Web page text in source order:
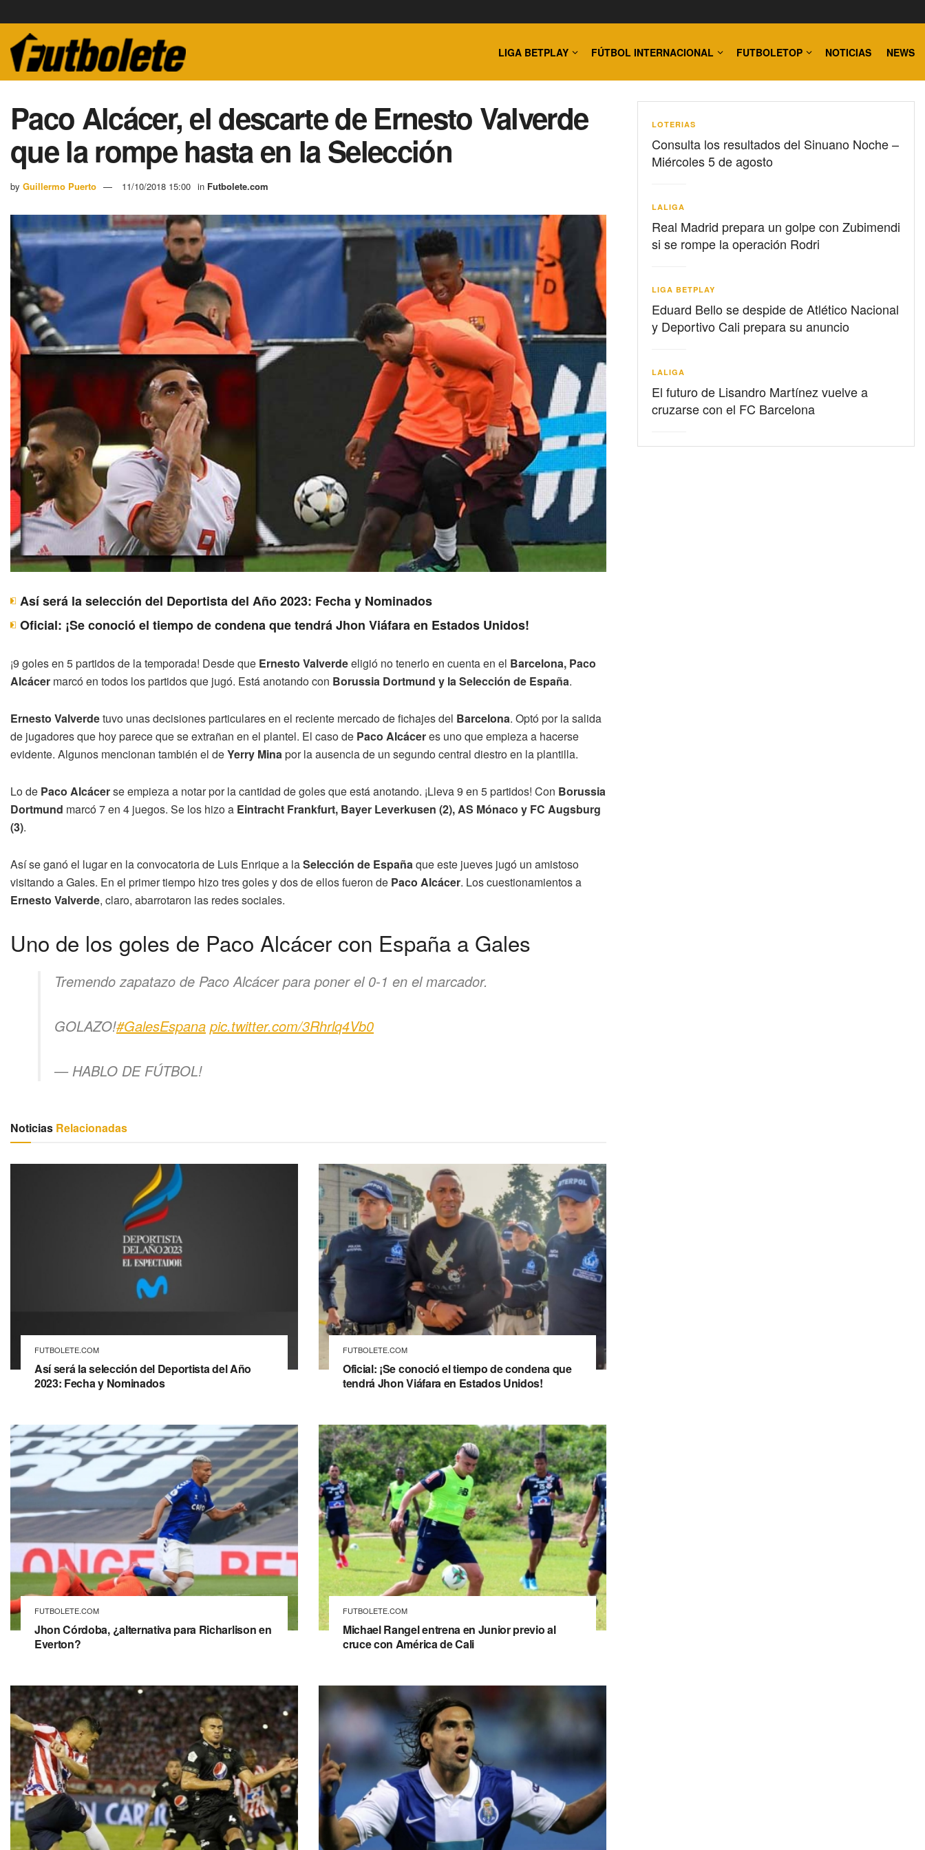
LIGA BETPLAY FÚTBOL INTERNACIONAL FUTBOLETOP NOTICIAS NEWS
Paco Alcácer, el descarte de Ernesto Valverde
que la rompe hasta en la Selección
by Guillermo Puerto 11/10/2018 15:00 in Futbolete.com
Así será la selección del Deportista del Año 2023: Fecha y Nominados
Oficial: ¡Se conoció el tiempo de condena que tendrá Jhon Viáfara en Estados Unidos!
¡9 goles en 5 partidos de la temporada! Desde que Ernesto Valverdeeligió no tenerlo en cuenta en el Barcelona, Paco
Alcácer marcó en todos los partidos que jugó. Está anotando con Borussia Dortmund y la Selección de España.
Ernesto Valverdetuvo unas decisiones particulares en el reciente mercado de fichajes del Barcelona. Optó por la salida
de jugadores que hoy parece que se extrañan en el plantel. El caso de Paco Alcáceres uno que empieza a hacerse
evidente. Algunos mencionan también el deYerry Minapor la ausencia de un segundo central diestro en la plantilla.
Lo de Paco Alcácerse empieza a notar por la cantidad de goles que está anotando. ¡Lleva 9 en 5 partidos! Con Borussia
Dortmund marcó 7 en 4 juegos. Se los hizo a Eintracht Frankfurt, Bayer Leverkusen (2), AS Mónaco y FC Augsburg
(3).
Así se ganó el lugar en la convocatoria de Luis Enrique a laSelección de Españaque este jueves jugó un amistoso
visitando a Gales. En el primer tiempo hizo tres goles y dos de ellos fueron de Paco Alcácer. Los cuestionamientos a
Ernesto Valverde, claro, abarrotaron las redes sociales.
Uno de los goles de Paco Alcácer con España a Gales
Tremendo zapatazo de Paco Alcácer para poner el 0-1 en el marcador.
GOLAZO!#GalesEspana pic.twitter.com/3Rhrlq4Vb0
— HABLO DE FÚTBOL!
Noticias Relacionadas
FUTBOLETE.COM
Así será la selección del Deportista del Año
2023: Fecha y Nominados
FUTBOLETE.COM
Oficial: ¡Se conoció el tiempo de condena que
tendrá Jhon Viáfara en Estados Unidos!
FUTBOLETE.COM
Jhon Córdoba, ¿alternativa para Richarlison en
Everton?
FUTBOLETE.COM
Michael Rangel entrena en Junior previo al
cruce con América de Cali
LOTERIAS
Consulta los resultados del Sinuano Noche –
Miércoles 5 de agosto
LALIGA
Real Madrid prepara un golpe con Zubimendi
si se rompe la operación Rodri
LIGA BETPLAY
Eduard Bello se despide de Atlético Nacional
y Deportivo Cali prepara su anuncio
LALIGA
El futuro de Lisandro Martínez vuelve a
cruzarse con el FC Barcelona